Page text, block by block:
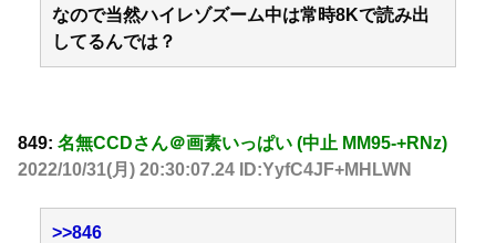
なので当然ハイレゾズーム中は常時8Kで読み出
してるんでは？
849: 名無CCDさん＠画素いっぱい (中止 MM95-+RNz)
2022/10/31(月) 20:30:07.24 ID:YyfC4JF+MHLWN
>>846